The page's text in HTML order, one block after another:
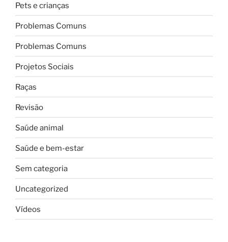
Pets e crianças
Problemas Comuns
Problemas Comuns
Projetos Sociais
Raças
Revisão
Saúde animal
Saúde e bem-estar
Sem categoria
Uncategorized
Vídeos